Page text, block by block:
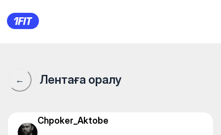
Друзья! Намечается 1-ая
← Лентаға оралу
Chpoker_Aktobe